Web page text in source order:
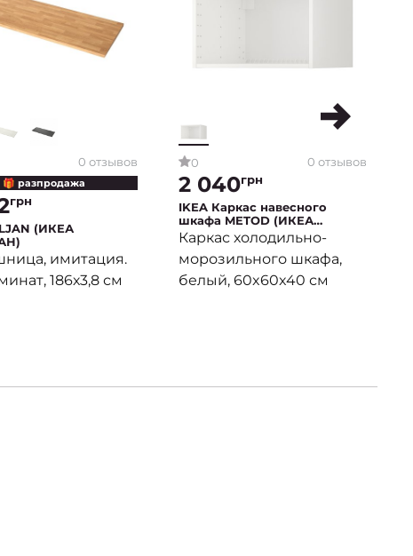
0 отзывов
🎁 разпродажа
грн
(ИКЕА
имитация.
186х3,8 см
0 0 отзывов
2 040грн
IKEA Каркас навесного
шкафа METOD (ИКЕА
МЕТОДЫ)
Каркас холодильно-
морозильного шкафа,
белый, 60x60x40 см